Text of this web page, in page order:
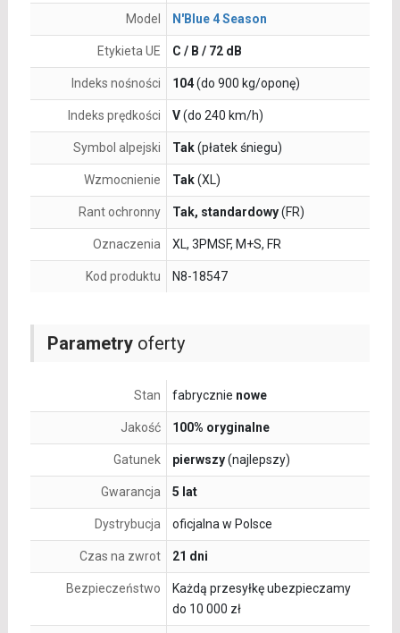
Parametryoferty
Stan fabrycznie nowe
Jakość 100% oryginalne
Gatunek pierwszy(najlepszy)
Gwarancja 5 lat
Dystrybucja oficjalna w Polsce
Czas na zwrot 21 dni
Bezpieczeństwo
Każdą przesyłkę ubezpieczamy
do 10 000 zł
Model N'Blue 4 Season
Etykieta UE C / B / 72 dB
Indeks nośności 104(do 900 kg/oponę)
Indeks prędkości V(do 240 km/h)
Symbol alpejski Tak(płatek śniegu)
Wzmocnienie Tak(XL)
Rant ochronny Tak, standardowy(FR)
Oznaczenia XL, 3PMSF, M+S, FR
Kod produktu N8-18547